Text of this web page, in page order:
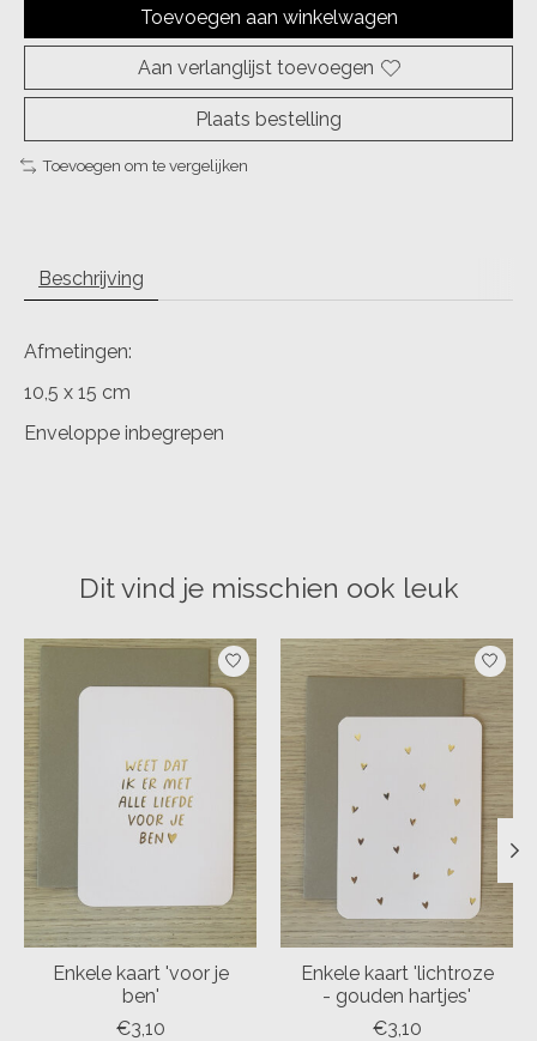
Toevoegen aan winkelwagen
Aan verlanglijst toevoegen
Plaats bestelling
Toevoegen om te vergelijken
Beschrijving
Afmetingen:
10,5 x 15 cm
Enveloppe inbegrepen
Dit vind je misschien ook leuk
Items van productcarrousel
Enkele kaart 'voor je
ben'
€3,10
Enkele kaart 'lichtroze
- gouden hartjes'
€3,10